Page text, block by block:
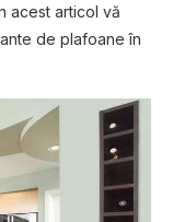
acest articol vă
de plafoane în